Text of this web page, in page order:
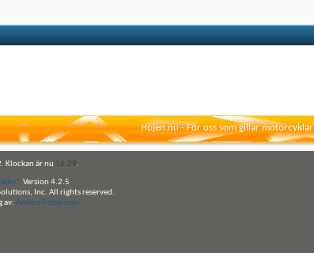
Hojen.nu - För oss som gillar motorcyklar
Klockan är nu 16:29.
Version 4.2.5
Inc. All rights reserved.
av: Anders Pettersson